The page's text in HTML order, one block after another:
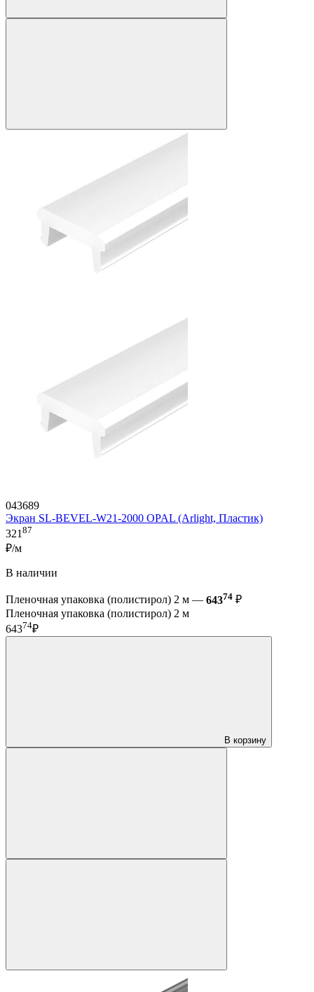
043689
Экран SL-BEVEL-W21-2000 OPAL (Arlight, Пластик)
32187
₽/м
В наличии
Пленочная упаковка (полистирол) 2 м — 64374 ₽
Пленочная упаковка (полистирол) 2 м
64374₽
В корзину